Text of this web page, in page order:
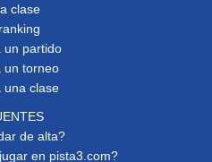
clase
un partido
un torneo
una clase
de alta?
en pista3.com?